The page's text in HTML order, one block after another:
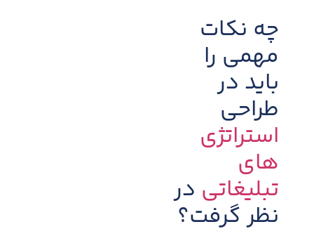
چه نکات
مهمی را
باید در
طراحی
استراتژی
های
تبلیغاتی در
نظر گرفت؟